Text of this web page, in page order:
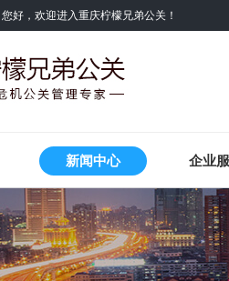
您好，欢迎进入重庆柠檬兄弟公关！
新闻中心 企业